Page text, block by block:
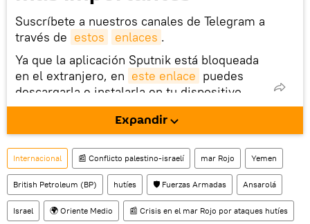
Suscríbete a nuestros canales de Telegram a
través de estos enlaces .
Ya que la aplicación Sputnik está bloqueada
en el extranjero, en este enlace puedes
descargarla e instalarla en tu dispositivo
móvil (¡solo para Android!).
También tenemos una cuenta en la red
social rusa VK .
Expandir
Internacional 📰 Conflicto palestino-israelí mar Rojo Yemen
British Petroleum (BP) hutíes 🛡️ Fuerzas Armadas Ansarolá
Israel 🌍 Oriente Medio 📰 Crisis en el mar Rojo por ataques hutíes